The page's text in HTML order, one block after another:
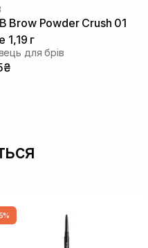
Brow Powder Crush 01
1,19 г
для брів